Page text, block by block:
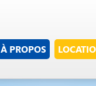
À PROPOS